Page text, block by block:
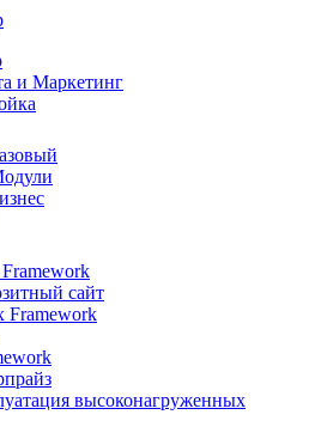
и Маркетинг
сайт
Framework
высоконагруженных